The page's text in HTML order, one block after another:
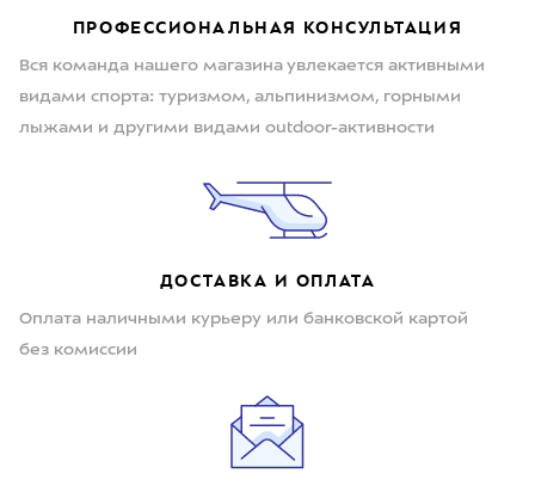
ПРОФЕССИОНАЛЬНАЯ КОНСУЛЬТАЦИЯ
Вся команда нашего магазина увлекается активными
видами спорта: туризмом, альпинизмом, горными
лыжами и другими видами outdoor-активности
ДОСТАВКА И ОПЛАТА
Оплата наличными курьеру или банковской картой
без комиссии